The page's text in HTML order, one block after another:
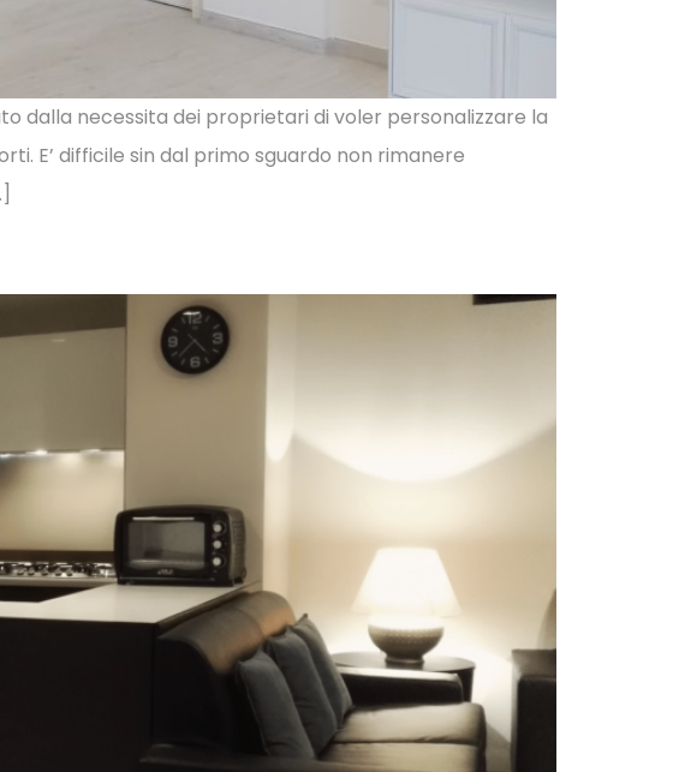
dalla necessita dei proprietari di voler personalizzare la
E’ difficile sin dal primo sguardo non rimanere